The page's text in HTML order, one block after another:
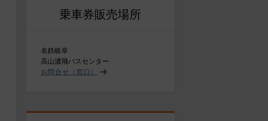
乗車券販売場所
名鉄岐阜
高山濃飛バスセンター
お問合せ（窓口）